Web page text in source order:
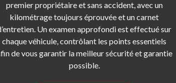
premier propriétaire et sans accident, avec un
kilométrage toujours éprouvée et un carnet
Un examen approfondi est effectué sur
chaque véhicule, contrôlant les points essentiels
de vous garantir la meilleur sécurité et garantie
possible.